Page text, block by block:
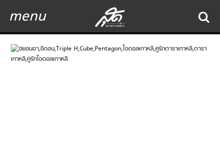
menu